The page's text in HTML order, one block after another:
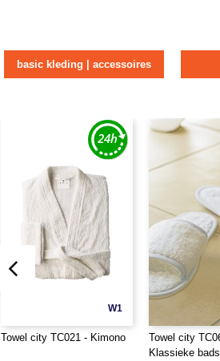
basic kleding | accessoires
W1
Towel city TC021 - Kimono
Towel city
Klassieke